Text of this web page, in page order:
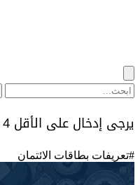
يرجى إدخال على الأقل 4 أحرف.
#تعريفات بطاقات الائتمان